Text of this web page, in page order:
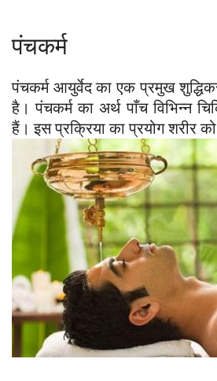
पंचकर्म
पंचकर्म आयुर्वेद का एक प्रमुख
है। पंचकर्म का अर्थ पाँच विभिन्न
हैं। इस प्रक्रिया का प्रयोग शरीर को